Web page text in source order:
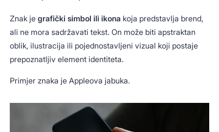
Znak je grafički simbol ili ikona koja predstavlja brend,
ali ne mora sadržavati tekst. On može biti apstraktan
oblik, ilustracija ili pojednostavljeni vizual koji postaje
prepoznatljiv element identiteta.
Primjer znaka je Appleova jabuka.